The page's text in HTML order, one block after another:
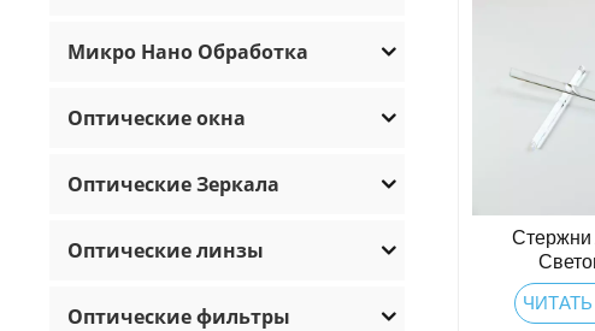
Микро Нано Обработка
Оптические окна
Оптические Зеркала
Оптические линзы
Оптические фильтры
Стержни